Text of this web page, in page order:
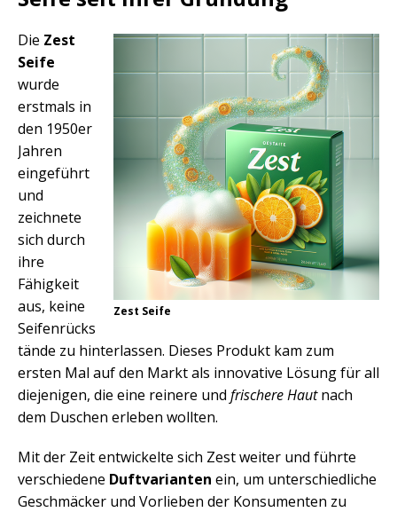
Zest Seife
Die Zest
Seife
wurde
erstmals in
den 1950er
Jahren
eingeführt
und
zeichnete
sich durch
ihre
Fähigkeit
aus, keine
Seifenrücks
tände zu hinterlassen. Dieses Produkt kam zum
ersten Mal auf den Markt als innovative Lösung für all
diejenigen, die eine reinere und frischere Hautnach
dem Duschen erleben wollten.
Mit der Zeit entwickelte sich Zest weiter und führte
verschiedene Duftvarianten ein, um unterschiedliche
Geschmäcker und Vorlieben der Konsumenten zu